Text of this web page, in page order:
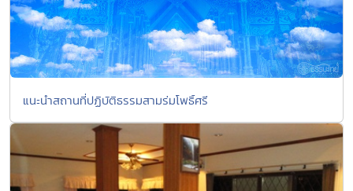
แนะนำสถานที่ปฏิบัติธรรมสามร่มโพธิ์ศรี